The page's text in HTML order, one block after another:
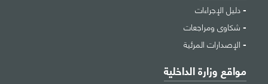
دليل الإجراءات
شكاوى ومراجعات
الإصدارات المرئية
مواقع وزارة الداخلية